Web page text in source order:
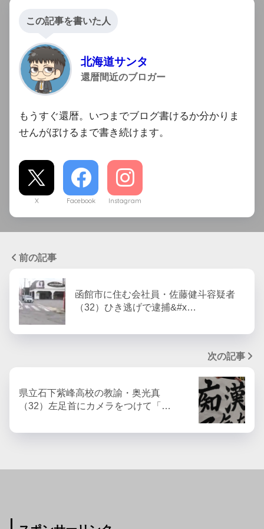
この記事を書いた人
北海道サンタ
還暦間近のブロガー
もうすぐ還暦。いつまでブログ書けるか分かりま
せんがぼけるまで書き続けます。
X Facebook Instagram
前の記事
函館市に住む会社員・佐藤健斗容疑者
（32）ひき逃げで逮捕&#x…
次の記事
県立石下紫峰高校の教諭・奥光真
（32）左足首にカメラをつけて「…